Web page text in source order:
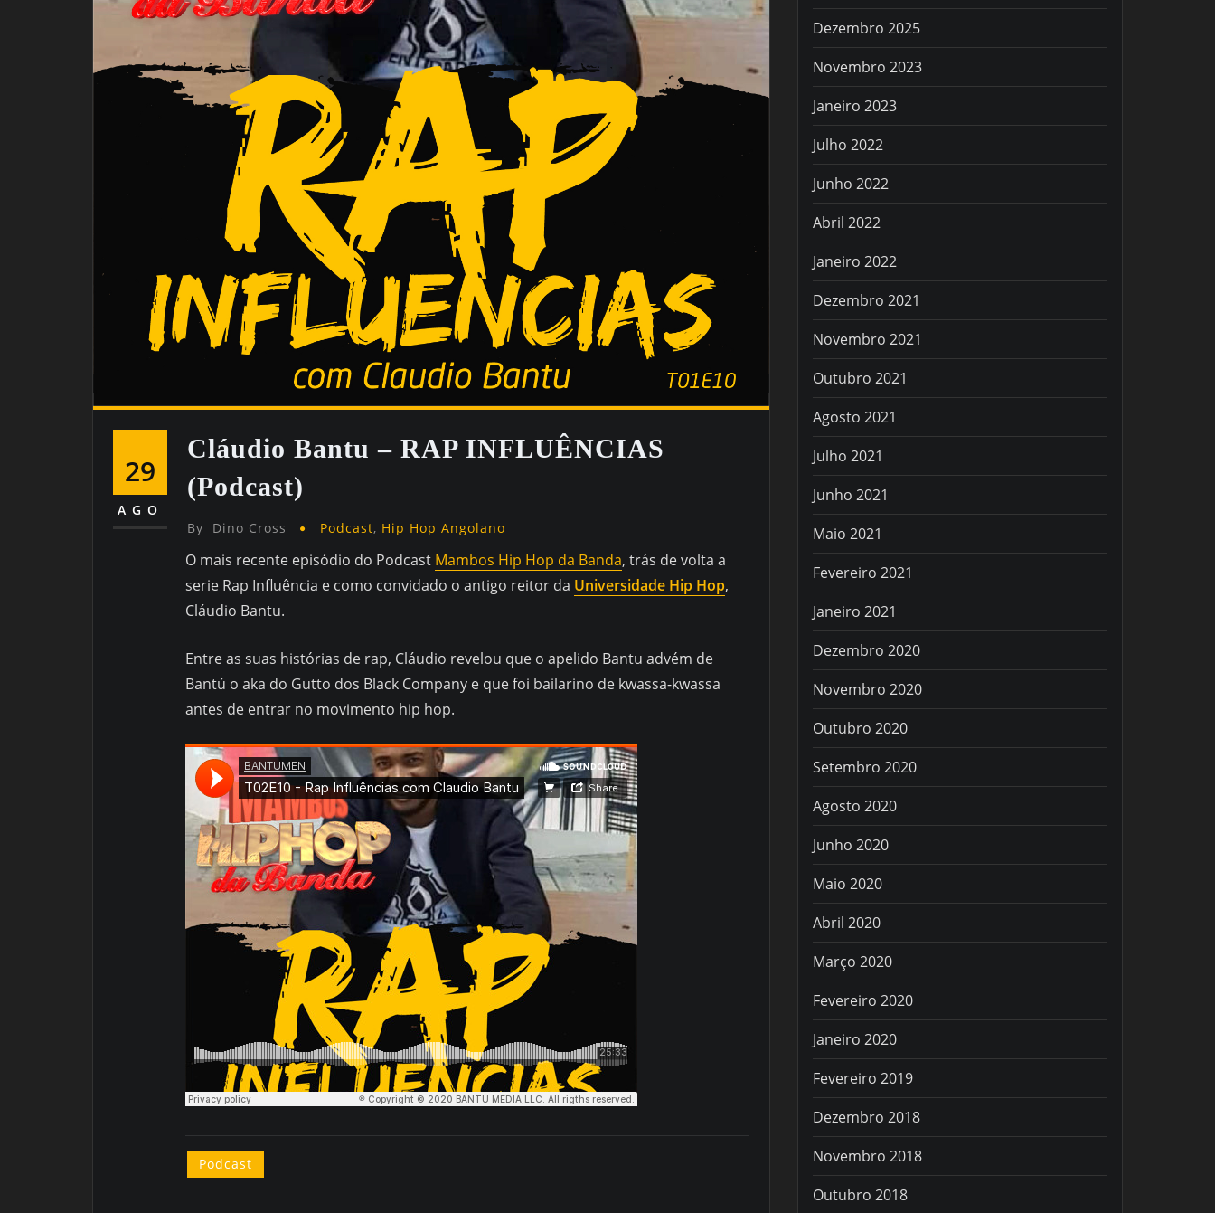
29
AGO
Cláudio Bantu – RAP INFLUÊNCIAS
(Podcast)
By Dino Cross Podcast, Hip Hop Angolano
O mais recente episódio do Podcast Mambos Hip Hop da Banda, trás de volta a
serie Rap Influência e como convidado o antigo reitor da Universidade Hip Hop,
Cláudio Bantu.
Entre as suas histórias de rap, Cláudio revelou que o apelido Bantu advém de
Bantú o aka do Gutto dos Black Company e que foi bailarino de kwassa-kwassa
antes de entrar no movimento hip hop.
Podcast
Dezembro 2025
Novembro 2023
Janeiro 2023
Julho 2022
Junho 2022
Abril 2022
Janeiro 2022
Dezembro 2021
Novembro 2021
Outubro 2021
Agosto 2021
Julho 2021
Junho 2021
Maio 2021
Fevereiro 2021
Janeiro 2021
Dezembro 2020
Novembro 2020
Outubro 2020
Setembro 2020
Agosto 2020
Junho 2020
Maio 2020
Abril 2020
Março 2020
Fevereiro 2020
Janeiro 2020
Fevereiro 2019
Dezembro 2018
Novembro 2018
Outubro 2018